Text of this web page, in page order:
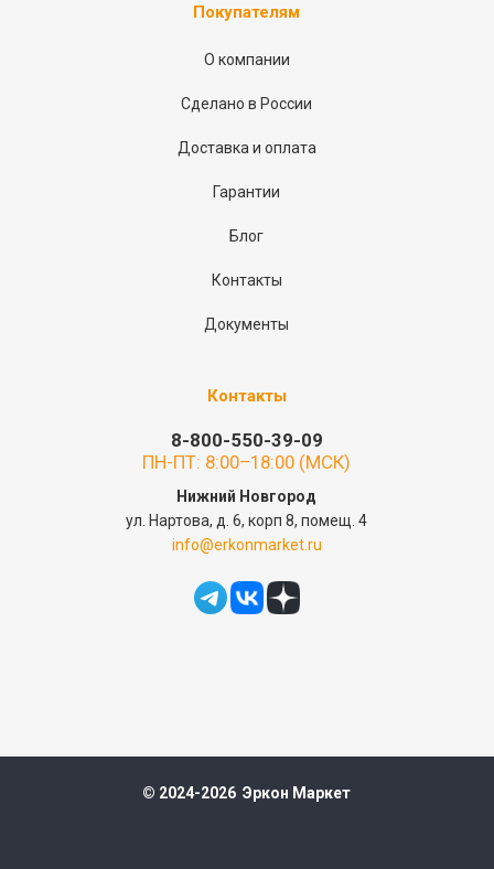
Покупателям
О компании
Сделано в России
Доставка и оплата
Гарантии
Блог
Контакты
Документы
Контакты
8-800-550-39-09
ПН-ПТ: 8:00–18:00 (МСК)
Нижний Новгород
ул. Нартова, д. 6, корп 8, помещ. 4
info@erkonmarket.ru
© 2024-2026 Эркон Маркет